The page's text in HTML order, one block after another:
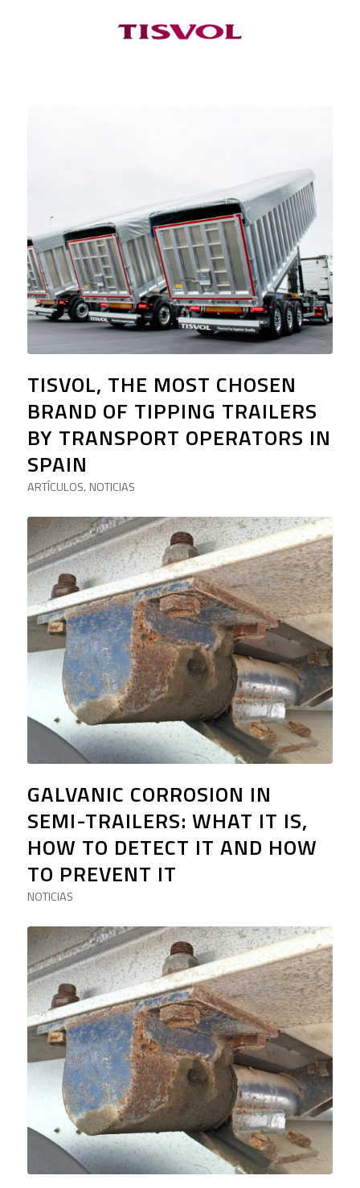
TISVOL, THE MOST CHOSEN
BRAND OF TIPPING TRAILERS
BY TRANSPORT OPERATORS IN
SPAIN
ARTÍCULOS, NOTICIAS
GALVANIC CORROSION IN
SEMI-TRAILERS: WHAT IT IS,
HOW TO DETECT IT AND HOW
TO PREVENT IT
NOTICIAS